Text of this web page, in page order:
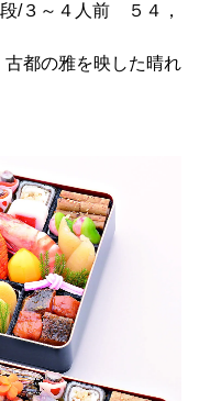
/３～４人前 ５４，
都の雅を映した晴れ